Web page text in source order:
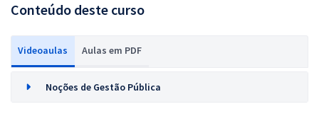
Conteúdo deste curso
Videoaulas Aulas em PDF
Noções de Gestão Pública